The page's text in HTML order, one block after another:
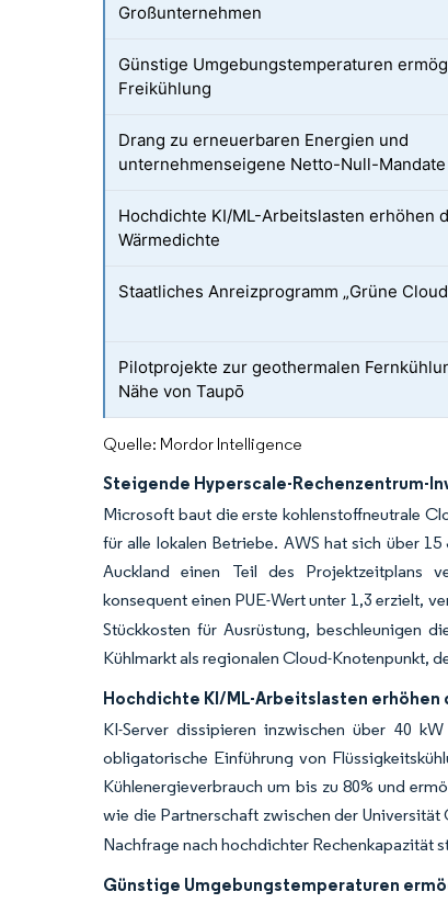
Großunternehmen
Günstige Umgebungstemperaturen
Freikühlung
Drang zu erneuerbaren Energien und
unternehmenseigene Netto-Null-Mandate
Hochdichte KI/ML-Arbeitslasten erhöhen
Wärmedichte
Staatliches Anreizprogramm „Grüne
Pilotprojekte zur geothermalen
Nähe von Taupō
Quelle: Mordor Intelligence
Steigende Hyperscale-Rechenzentrum-
Microsoft baut die erste kohlenstoffneutrale
für alle lokalen Betriebe. AWS hat sich über
Auckland einen Teil des Projektzeitplans
konsequent einen PUE-Wert unter 1,3 erzielt,
Stückkosten für Ausrüstung, beschleunigen
Kühlmarkt als regionalen Cloud-Knotenpunkt,
Hochdichte KI/ML-Arbeitslasten erhöhen
KI-Server dissipieren inzwischen über 40
obligatorische Einführung von
Kühlenergieverbrauch um bis zu 80% und
wie die Partnerschaft zwischen der
Nachfrage nach hochdichter Rechenkapazität
Günstige Umgebungstemperaturen